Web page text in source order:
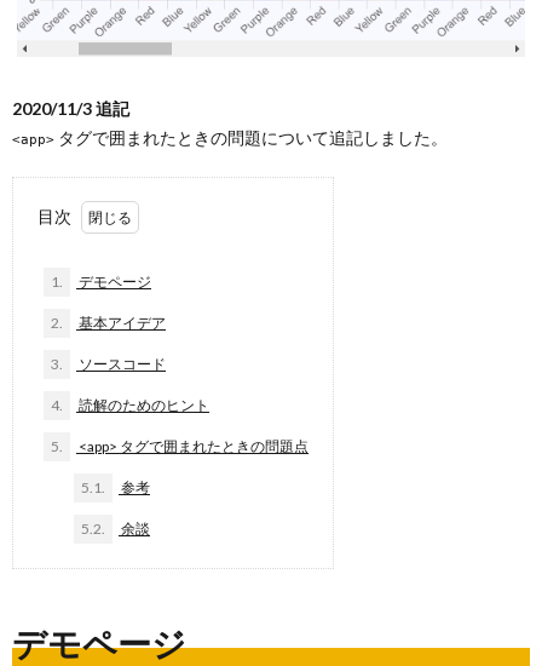
2020/11/3 追記
<app> タグで囲まれたときの問題について追記しました。
目次
1. デモページ
2. 基本アイデア
3. ソースコード
4. 読解のためのヒント
5. <app> タグで囲まれたときの問題点
5.1. 参考
5.2. 余談
デモページ